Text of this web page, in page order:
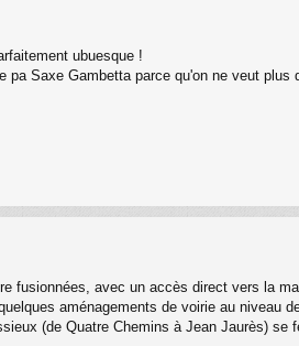
ubuesque !
pa Saxe Gambetta parce qu'on ne veut
fusionnées, avec un accès direct vers la
aménagements de voirie au niveau
(de Quatre Chemins à Jean Jaurès) se